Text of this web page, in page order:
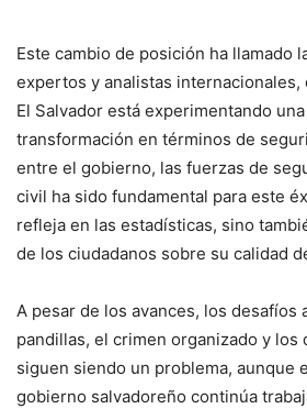
Este cambio de posición ha llamado
expertos y analistas internacionales,
El Salvador está experimentando
transformación en términos de
entre el gobierno, las fuerzas de
civil ha sido fundamental para este
refleja en las estadísticas, sino
de los ciudadanos sobre su calidad
A pesar de los avances, los desafíos
pandillas, el crimen organizado y los
siguen siendo un problema, aunque
gobierno salvadoreño continúa